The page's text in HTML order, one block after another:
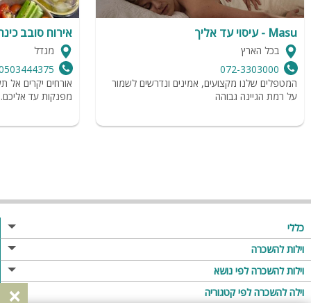
Masu - עיסוי עד אליך
בכל הארץ
072-3303000
המטפלים שלנו מקצועים, אמינים ונדרשים לשמור
על רמת הגיינה גבוהה
אירוח סובב
מגדל
אורחים יקרים אל
מפנקות עד
כללי
מגזין
פרסום באתר
תקנון
וילות להשכרה
וילות בצפון
וילות במרכז
וילות להשכרה לפי נושא
וילה לזוגות
וילה להשכרה לפי קטגוריה ×